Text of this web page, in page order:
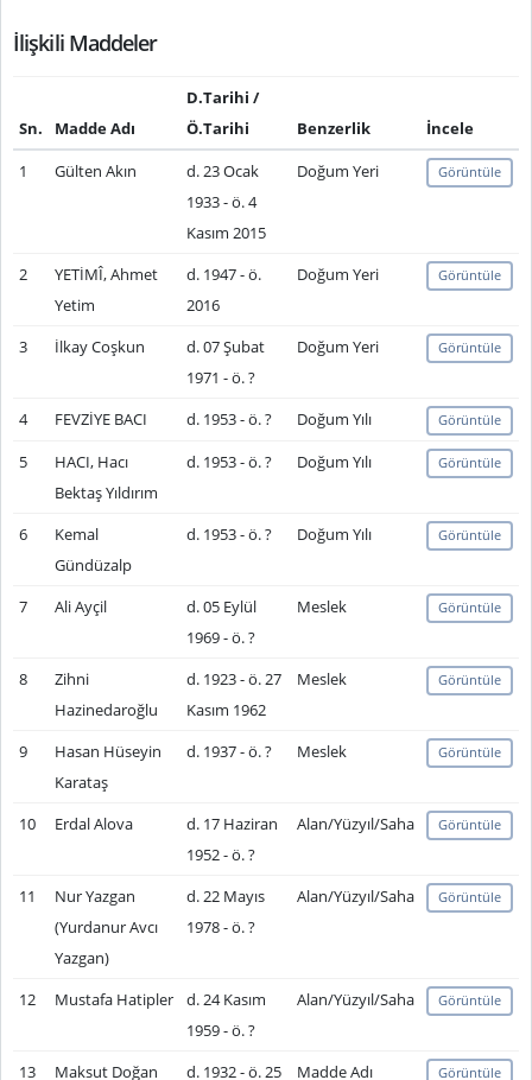
İlişkili Maddeler
Sn. Madde Adı
D.Tarihi /
Ö.Tarihi
Benzerlik
İncele
1
Gülten Akın
d. 23 Ocak
1933 - ö. 4
Kasım 2015
Doğum Yeri Görüntüle
2
YETİMÎ, Ahmet
Yetim
d. 1947 - ö.
2016
Doğum Yeri Görüntüle
3 İlkay Coşkun
d. 07 Şubat
1971 - ö. ?
Doğum Yeri Görüntüle
4 FEVZİYE BACI d. 1953 - ö. ? Doğum Yılı Görüntüle
5
HACI, Hacı
Bektaş Yıldırım
d. 1953 - ö. ? Doğum Yılı Görüntüle
6
Kemal
Gündüzalp
d. 1953 - ö. ? Doğum Yılı Görüntüle
7 Ali Ayçil
d. 05 Eylül
1969 - ö. ?
Meslek Görüntüle
8
Zihni
Hazinedaroğlu
d. 1923 - ö. 27
Kasım 1962
Meslek Görüntüle
9
Hasan Hüseyin
Karataş
d. 1937 - ö. ? Meslek Görüntüle
10 Erdal Alova
d. 17 Haziran
1952 - ö. ?
Alan/Yüzyıl/Saha Görüntüle
11
Nur Yazgan
(Yurdanur Avcı
Yazgan)
d. 22 Mayıs
1978 - ö. ?
Alan/Yüzyıl/Saha Görüntüle
12 Mustafa Hatipler
d. 24 Kasım
1959 - ö. ?
Alan/Yüzyıl/Saha Görüntüle
13 Maksut Doğan d. 1932 - ö. 25 Madde Adı Görüntüle